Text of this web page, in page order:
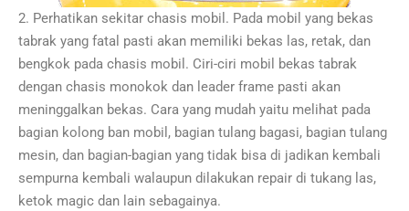
2. Perhatikan sekitar chasis mobil. Pada mobil yang bekas
tabrak yang fatal pasti akan memiliki bekas las, retak, dan
bengkok pada chasis mobil. Ciri-ciri mobil bekas tabrak
dengan chasis monokok dan leader frame pasti akan
meninggalkan bekas. Cara yang mudah yaitu melihat pada
bagian kolong ban mobil, bagian tulang bagasi, bagian tulang
mesin, dan bagian-bagian yang tidak bisa di jadikan kembali
sempurna kembali walaupun dilakukan repair di tukang las,
ketok magic dan lain sebagainya.